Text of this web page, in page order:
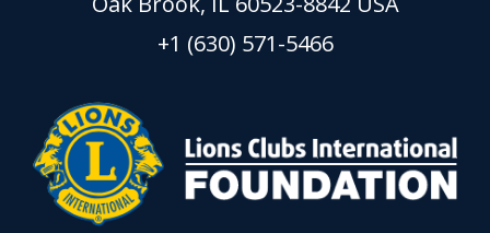
+1 (630) 571-5466